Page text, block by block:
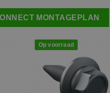
MONTAGEPLAN
Op voorraad